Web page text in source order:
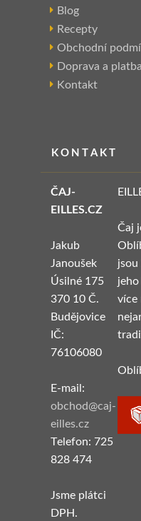
Blog
Recepty
Obchodní
Doprava a platba
Kontakt
KONTAKT
ČAJ-
EILLES.CZ
Jakub
Janoušek
Úsilné 175
370 10 Č.
Budějovice
IČ:
76106080
E-mail:
obchod@caj-
eilles.cz
Telefon: 725
828 474
Jsme plátci
DPH.
Čaj
více